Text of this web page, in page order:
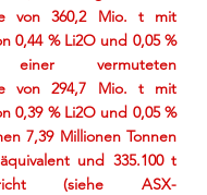
von 360,2 Mio. t mit
0,44 % Li2O und 0,05 %
vermuteten
von 294,7 Mio. t mit
0,39 % Li2O und 0,05 %
7,39 Millionen Tonnen
und 335.100 t
(siehe ASX-